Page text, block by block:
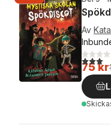
Av
3,0
75 kr